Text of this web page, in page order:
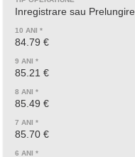
Inregistrare sau Prelungire
84.79 €
85.21 €
85.49 €
85.70 €